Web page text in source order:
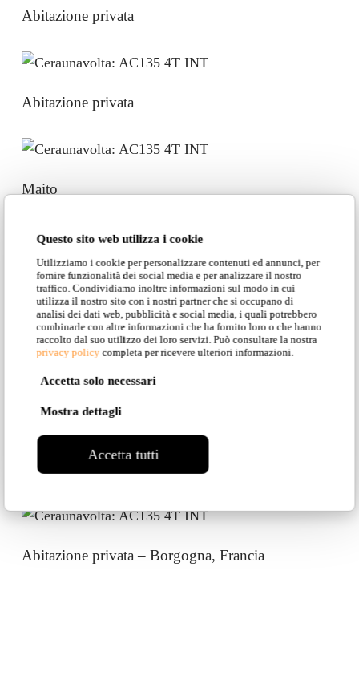
Questo sito web utilizza i cookie
Utilizziamo i cookie per personalizzare contenuti ed annunci, per
fornire funzionalità dei social media e per analizzare il nostro
traffico. Condividiamo inoltre informazioni sul modo in cui
utilizza il nostro sito con i nostri partner che si occupano di
analisi dei dati web, pubblicità e social media, i quali potrebbero
combinarle con altre informazioni che ha fornito loro o che hanno
raccolto dal suo utilizzo dei loro servizi. Può consultare la nostra
privacy policy completa per ricevere ulteriori informazioni.
Accetta solo necessari
Mostra dettagli
Accetta tutti
Abitazione privata
Abitazione privata
Maito
Abitazione privata – Marche
Ristorante Acqua Salata – Marina di
Montemarciano (AN), Italia
Ristorante Damé Cucina – Bari, Italia
Abitazione privata – Borgogna, Francia